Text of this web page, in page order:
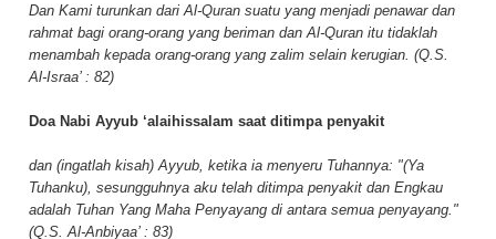
Dan Kami turunkan dari Al-Quran suatu yang menjadi penawar dan
rahmat bagi orang-orang yang beriman dan Al-Quran itu tidaklah
menambah kepada orang-orang yang zalim selain kerugian. (Q.S.
Al-Israa’ : 82)
Doa Nabi Ayyub ‘alaihissalam saat ditimpa penyakit
dan (ingatlah kisah) Ayyub, ketika ia menyeru Tuhannya: "(Ya
Tuhanku), sesungguhnya aku telah ditimpa penyakit dan Engkau
adalah Tuhan Yang Maha Penyayang di antara semua penyayang."
(Q.S. Al-Anbiyaa’ : 83)